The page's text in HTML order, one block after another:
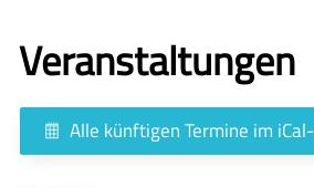
Veranstaltungen
Alle künftigen Termine im